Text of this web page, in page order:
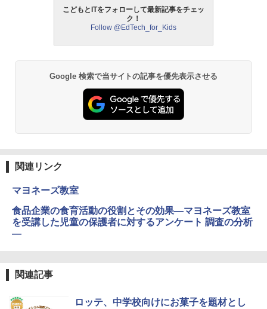
【くもん出版公式特別セット】くもん出
版(KUMON PUBLISHING) くもんの日本
33
￥4,046
4
Joyreal モンテッソーリ ビジーボード 知
中学英語をもう一度ひとつひとつわかり
やすく。改訂版
仮面ライダー 改造人間 限定ケース版
￥4,290
4
￥1,320
5
￥1,650
モルカ: 原子・分子に強くなるカードゲ
ーム
物理実験モデル楽器電磁気教材を教える
ダルトンボード/ゴルトンボード物理学、
4
クリエイティブトイビルド、シンプルな
メカニックキット|子供向けの可動部品、
ホリデープロジェクト、ギフトイベン
こどもとITをフォローして最新記事をチェッ
ク！
Follow @EdTech_for_Kids
Google 検索で当サイトの記事を優先表示させる
関連リンク
マヨネーズ教室
食品企業の食育活動の役割とその効果―マヨネーズ教室
を受講した児童の保護者に対するアンケート 調査の分析
―
関連記事
ロッテ、中学校向けにお菓子を題材とし